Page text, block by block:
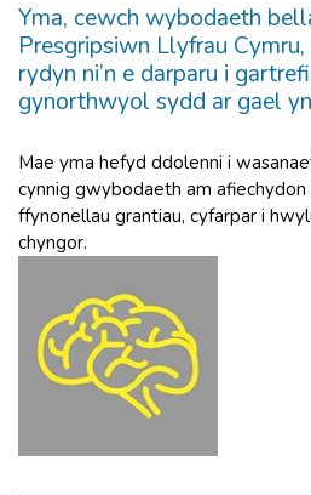
Yma, cewch wybodaeth
Presgripsiwn Llyfrau
rydyn ni’n e darparu i
gynorthwyol sydd ar gael
Mae yma hefyd ddolenni i
cynnig gwybodaeth am
ffynonellau grantiau, cyfarpar i
chyngor.